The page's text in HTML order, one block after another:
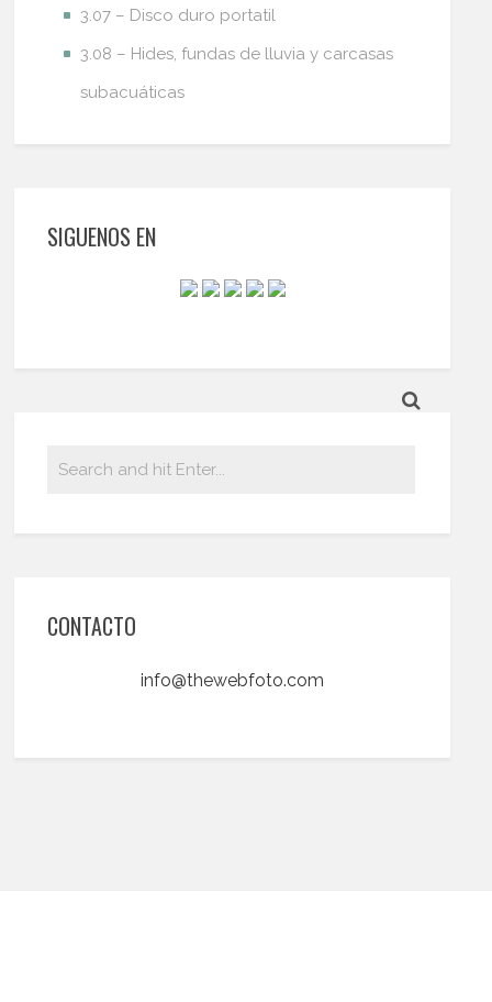
3.07 – Disco duro portatil
3.08 – Hides, fundas de lluvia y carcasas
subacuáticas
SIGUENOS EN
CONTACTO
info@thewebfoto.com